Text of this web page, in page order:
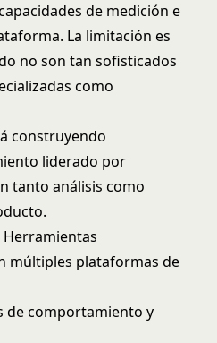
de medición e
La limitación es
no son tan sofisticados
como
construyendo
liderado por
tanto análisis como
múltiples plataformas de
de comportamiento y